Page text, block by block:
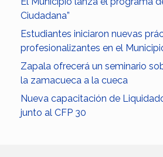
Ciudadana”
Estudiantes iniciaron nuevas
profesionalizantes en el
Zapala ofrecerá un seminario
la zamacueca a la cueca
Nueva capacitación de
junto al CFP 30